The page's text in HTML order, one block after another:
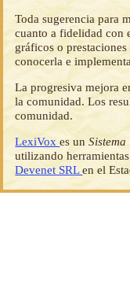
Toda sugerencia para
cuanto a fidelidad con
gráficos o prestaciones
conocerla e
La progresiva mejora
la comunidad. Los
comunidad.
LexiVoxes un
utilizando
Devenet SRLen el